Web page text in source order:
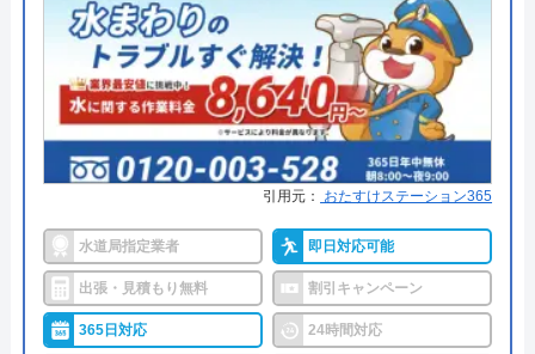
●支払い方法 現金、クレジットカード
●累計実績 ―
●保証・保険
最大5年の無料保証PL保険賠償責
任保険
詳細は公式HPでご確認ください
広島水道センターがおすすめの理由
広島水道センターは、広島県内全域を対象エリアと
する、蛇口などの給水工事、排水工事や排水管のメ
引用元： おたすけステーション365
水道局指定業者 即日対応可能
出張・見積もり無料 割引キャンペーン
365日対応 24時間対応